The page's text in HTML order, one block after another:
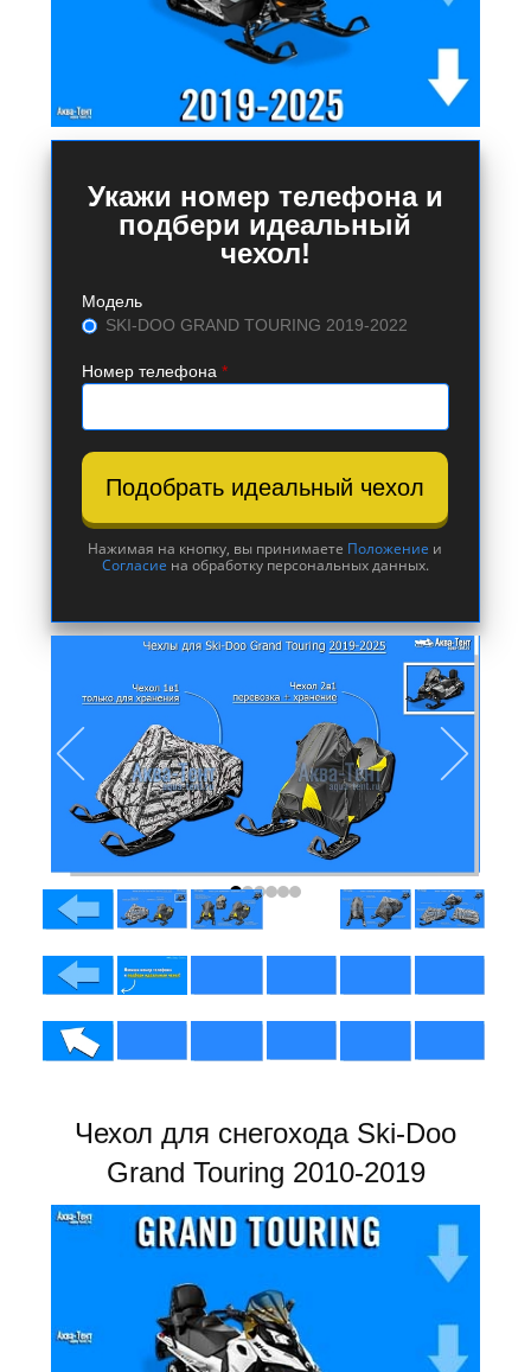
Укажи номер телефона и
подбери идеальный
чехол!
Модель
SKI-DOO GRAND TOURING 2019-2022
Номер телефона *
Подобрать идеальный чехол
Нажимая на кнопку, вы принимаете Положение и
Согласие на обработку персональных данных.
Чехол для снегохода Ski-Doo
Grand Touring 2010-2019